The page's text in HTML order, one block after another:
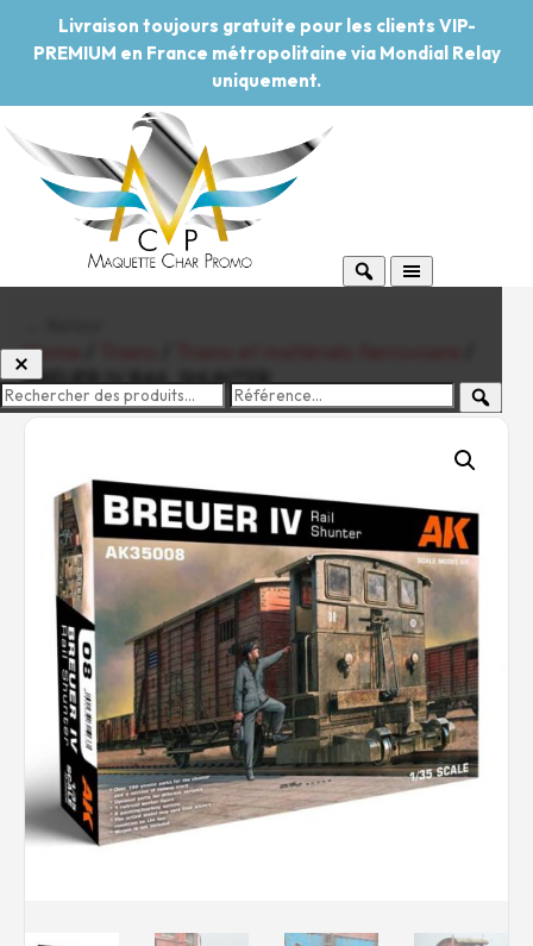
Livraison toujours gratuite pour les clients VIP-
PREMIUM en France métropolitaine via Mondial Relay
uniquement.
Pouvoir d'achat
Rechercher des produits...
Mon panier
0
€
Connexion / Inscription
Véhicules
Avions
Bateaux
Trains
Figurines
Peintures
Carte cadeau
Home
BREUER IV RAIL SHUNTER